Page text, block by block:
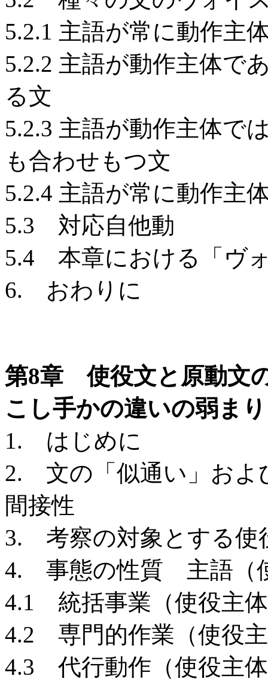
5.2.1 主語が常に動作主
5.2.2 主語が動作主体で
る文
5.2.3 主語が動作主体で
も合わせもつ文
5.2.4 主語が常に動作主
5.3 対応自他動
5.4 本章における「ヴ
6. おわりに
第8章 使役文と原動文
こし手かの違いの弱まり
1. はじめに
2. 文の「似通い」およ
間接性
3. 考察の対象とする使
4. 事態の性質 主語（
4.1 統括事業（使役主
4.2 専門的作業（使役
4.3 代行動作（使役主